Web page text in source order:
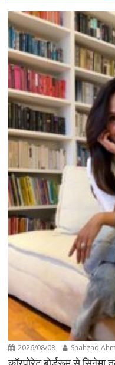
2026/08/08 Shahzad